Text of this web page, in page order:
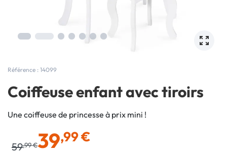
Référence : 14099
Coiffeuse enfant avec tiroirs
Une coiffeuse de princesse à prix mini !
59,99 €39,99 €